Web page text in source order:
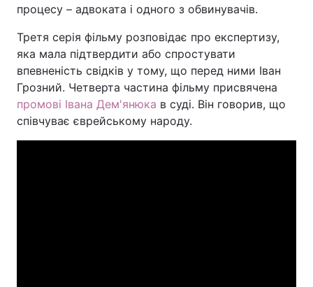
процесу – адвоката і одного з обвинувачів.
Третя серія фільму розповідає про експертизу,
яка мала підтвердити або спростувати
впевненість свідків у тому, що перед ними Іван
Грозний. Четверта частина фільму присвячена
промові Івана Дем'янюка в суді. Він говорив, що
співчуває єврейському народу.